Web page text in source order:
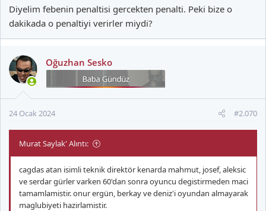
Diyelim febenin penaltisi gercekten penalti. Peki bize o
dakikada o penaltiyi verirler miydi?
Oğuzhan Sesko
24 Ocak 2024 #2.070
Murat Saylak' Alıntı:
cagdas atan isimli teknik direktör kenarda mahmut, josef, aleksic
ve serdar gürler varken 60'dan sonra oyuncu degistirmeden maci
tamamlamistir. onur ergün, berkay ve deniz'i oyundan almayarak
maglubiyeti hazirlamistir.